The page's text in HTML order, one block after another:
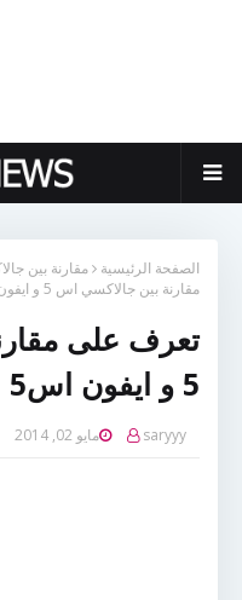
الصفحة الرئيسية مقارنة بين جالاكسي
مقارنة بين جالاكسي اس 5 و ايفون اس5
تعرف على
5 و ايفون اس5
saryyy مايو 02, 2014